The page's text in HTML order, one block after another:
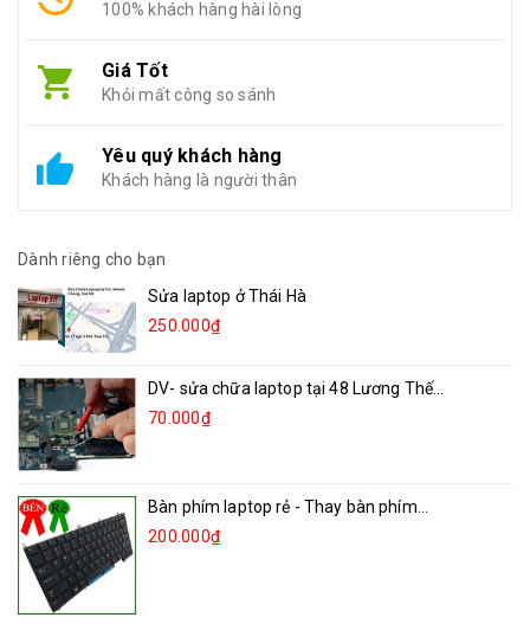
100% khách hàng hài lòng
Giá Tốt
Khỏi mất công so sánh
Yêu quý khách hàng
Khách hàng là người thân
Dành riêng cho bạn
Sửa laptop ở Thái Hà
250.000₫
DV- sửa chữa laptop tại 48 Lương Thế...
70.000₫
Bàn phím laptop rẻ - Thay bàn phím...
200.000₫